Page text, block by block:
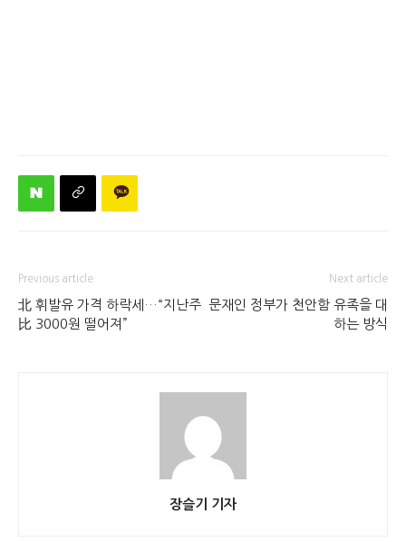
Previous article
北 휘발유 가격 하락세…“지난주
比 3000원 떨어져”
Next article
문재인 정부가 천안함 유족을 대
하는 방식
장슬기 기자